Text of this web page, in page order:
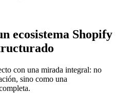
ecosistema Shopify
con una mirada integral: no
sino como una